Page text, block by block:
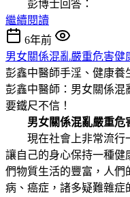
彭博士回答：
繼續閱讀
6年前
男女關係混亂嚴重危害健
彭鑫中醫師手淫、健康養
彭鑫中醫師：男女關係混
要鐵尺不信！
男女關係混亂嚴重危
現在社會上非常流行
讓自己的身心保持一種健
們物質生活的豐富，人們
病、癌症，諸多疑難雜症